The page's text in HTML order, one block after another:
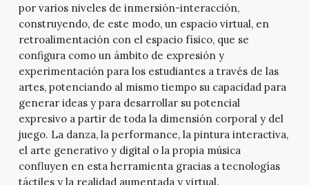
por varios niveles de inmersión-interacción,
construyendo, de este modo, un espacio virtual, en
retroalimentación con el espacio físico, que se
configura como un ámbito de expresión y
experimentación para los estudiantes a través de las
artes, potenciando al mismo tiempo su capacidad para
generar ideas y para desarrollar su potencial
expresivo a partir de toda la dimensión corporal y del
juego. La danza, la performance, la pintura interactiva,
el arte generativo y digital o la propia música
confluyen en esta herramienta gracias a tecnologías
táctiles y la realidad aumentada y virtual.